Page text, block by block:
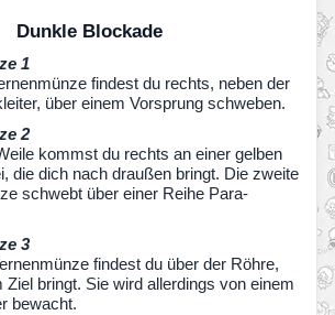
Dunkle Blockade
1
findest du rechts, neben der
über einem Vorsprung schweben.
2
kommst du rechts an einer gelben
die dich nach draußen bringt. Die zweite
schwebt über einer Reihe Para-
3
findest du über der Röhre,
Ziel bringt. Sie wird allerdings von einem
bewacht.